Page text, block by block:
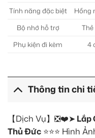
Tính năng đặc biệt
Hồng
Bộ nhớ hỗ trợ
Phụ kiện đi kèm
4
Thông tin chi
【Dịch Vụ】❎❤️➤ Lắp
Thủ Đức ⭐⭐⭐ Hình